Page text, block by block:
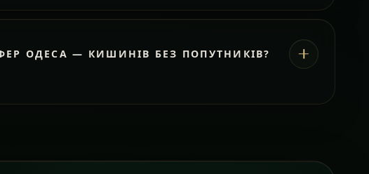
ОДЕСА — КИШИНІВ БЕЗ ПОПУТНИКІВ?